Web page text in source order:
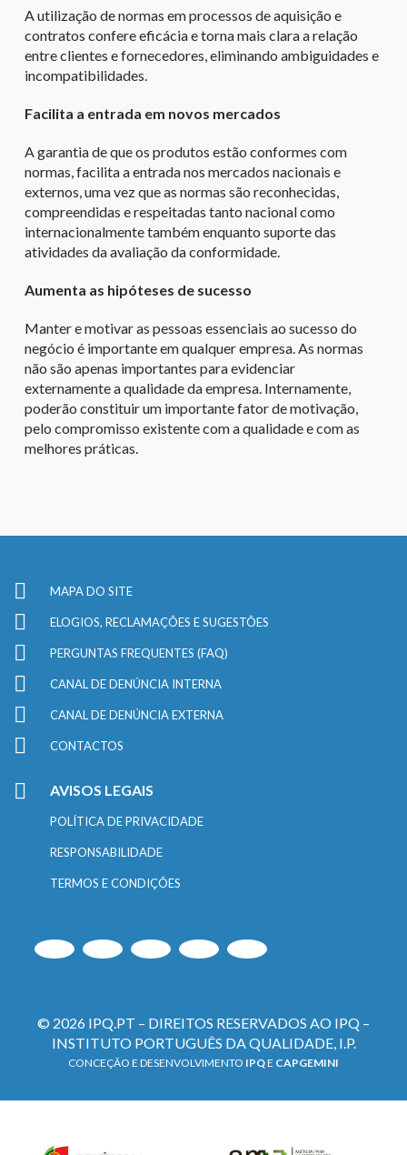
A utilização de normas em processos de aquisição e
contratos confere eficácia e torna mais clara a relação
entre clientes e fornecedores, eliminando ambiguidades e
incompatibilidades.
Facilita a entrada em novos mercados
A garantia de que os produtos estão conformes com
normas, facilita a entrada nos mercados nacionais e
externos, uma vez que as normas são reconhecidas,
compreendidas e respeitadas tanto nacional como
internacionalmente também enquanto suporte das
atividades da avaliação da conformidade.
Aumenta as hipóteses de sucesso
Manter e motivar as pessoas essenciais ao sucesso do
negócio é importante em qualquer empresa. As normas
não são apenas importantes para evidenciar
externamente a qualidade da empresa. Internamente,
poderão constituir um importante fator de motivação,
pelo compromisso existente com a qualidade e com as
melhores práticas.
MAPA DO SITE
ELOGIOS, RECLAMAÇÕES E SUGESTÕES
PERGUNTAS FREQUENTES (FAQ)
CANAL DE DENÚNCIA INTERNA
CANAL DE DENÚNCIA EXTERNA
CONTACTOS
AVISOS LEGAIS
POLÍTICA DE PRIVACIDADE
RESPONSABILIDADE
TERMOS E CONDIÇÕES
© 2026 IPQ.PT – DIREITOS RESERVADOS AO IPQ –
INSTITUTO PORTUGUÊS DA QUALIDADE, I.P.
CONCEÇÃO E DESENVOLVIMENTO IPQE CAPGEMINI